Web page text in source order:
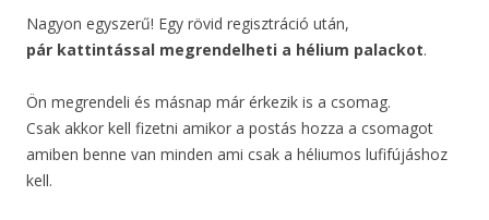
Nagyon egyszerű! Egy rövid regisztráció után,
pár kattintással megrendelheti a hélium palackot.
Ön megrendeli és másnap már érkezik is a csomag.
Csak akkor kell fizetni amikor a postás hozza a csomagot
amiben benne van minden ami csak a héliumos lufifújáshoz
kell.